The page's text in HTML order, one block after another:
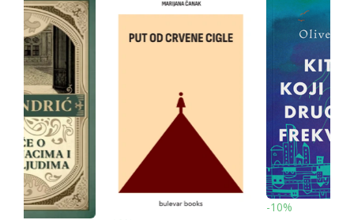
-10%